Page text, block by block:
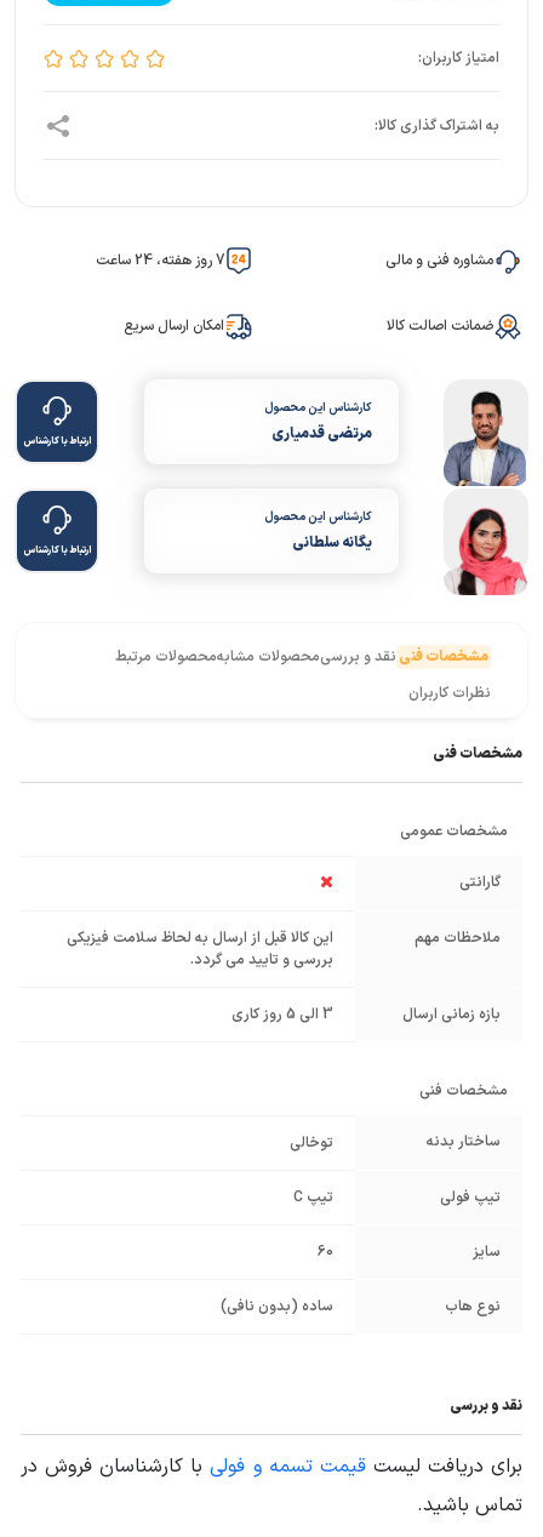
مشاوره فنی و مالی 7 روز هفته، 24 ساعت
ضمانت اصالت کالا امکان ارسال سریع
کارشناس این محصول
مرتضی قدمیاری ارتباط با کارشناس
کارشناس این محصول
یگانه سلطانی ارتباط با کارشناس
مشخصات فنی نقد و بررسیمحصولات مشابهمحصولات مرتبط
نظرات کاربران
مشخصات فنی
مشخصات عمومی
گارانتی
ملاحظات مهم
این کالا قبل از ارسال به لحاظ سلامت فیزیکی
بررسی و تایید می گردد.
بازه زمانی ارسال 3 الی 5 روز کاری
مشخصات فنی
ساختار بدنه توخالی
تیپ فولی تیپ C
سایز 60
نوع هاب ساده (بدون نافی)
نقد و بررسی
برای دریافت لیستقیمت تسمه و فولیبا کارشناسان فروش در
تماس باشید.